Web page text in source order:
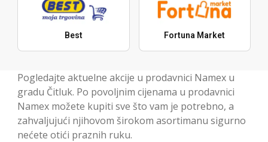
Best Fortuna Market
Pogledajte aktuelne akcije u prodavnici Namex u
gradu Čitluk. Po povoljnim cijenama u prodavnici
Namex možete kupiti sve što vam je potrebno, a
zahvaljujući njihovom širokom asortimanu sigurno
nećete otići praznih ruku.